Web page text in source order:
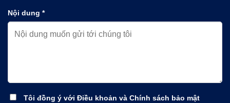
Nội dung *
Tôi đồng ý với Điều khoản và Chính sách bảo mật